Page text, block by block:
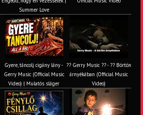
Summer Love
Gyere, táncolj cigány lány -
Gerry Music (Official Music
Video) | Mulatós sláger
?? Gerry Music ?? - ?? Börtön
árnyékában (Official Music
Video)